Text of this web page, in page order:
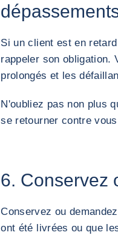
Si un client est en
rappeler son obligation.
prolongés et les
N'oubliez pas non plus
se retourner contre
6. Conservez
Conservez ou
ont été livrées ou que